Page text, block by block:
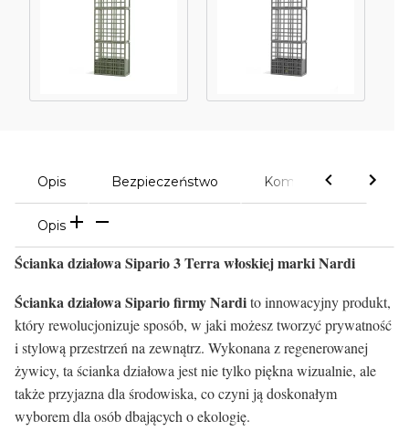
Opis Bezpieczeństwo Komentarze
Opis
Ścianka działowa Sipario 3 Terra włoskiej marki Nardi
Ścianka działowa Sipario firmy Nardito innowacyjny produkt,
który rewolucjonizuje sposób, w jaki możesz tworzyć prywatność
i stylową przestrzeń na zewnątrz. Wykonana z regenerowanej
żywicy, ta ścianka działowa jest nie tylko piękna wizualnie, ale
także przyjazna dla środowiska, co czyni ją doskonałym
wyborem dla osób dbających o ekologię.